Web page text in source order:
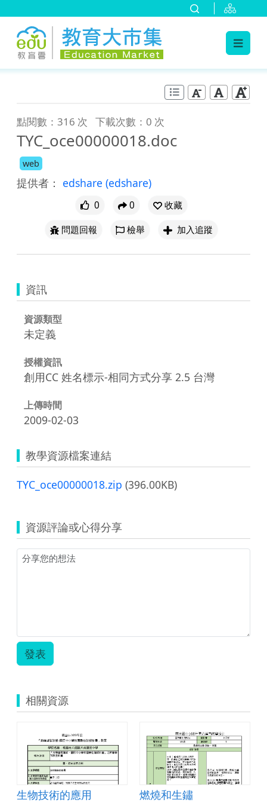
點閱數：316 次 下載次數：0 次
TYC_oce00000018.doc
web
提供者： edshare (edshare)
0 0
收藏
問題回報
檢舉 加入追蹤
資訊
資源類型
未定義
授權資訊
創用CC 姓名標示-相同方式分享 2.5 台灣
上傳時間
2009-02-03
教學資源檔案連結
TYC_oce00000018.zip (396.00KB)
資源評論或心得分享
發表
相關資源
生物技術的應用 燃燒和生鏽